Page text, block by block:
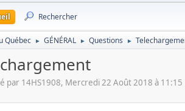
Rechercher
Québec ► GÉNÉRAL ► Questions ►
par 14HS1908, Mercredi 22 Août 2018 à 11:15